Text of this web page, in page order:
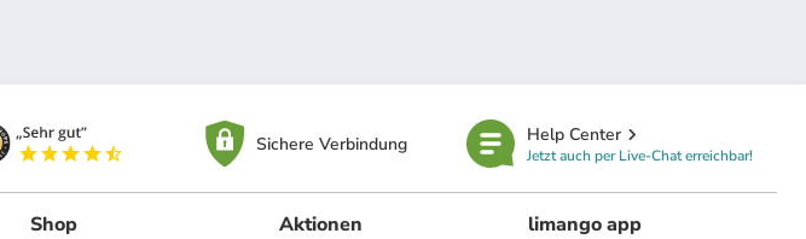
Sichere Verbindung Help Center
Jetzt auch per Live-Chat erreichbar!
Shop Aktionen limango app